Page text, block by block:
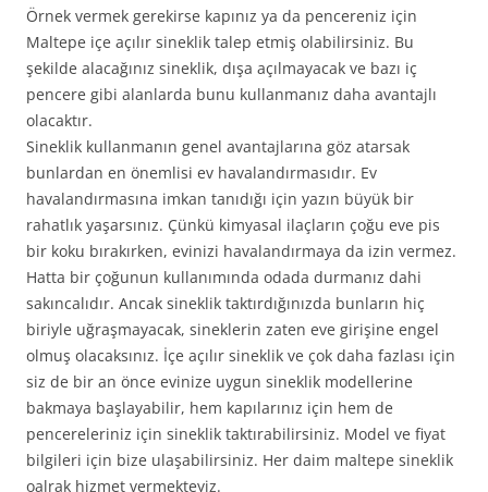
Örnek vermek gerekirse kapınız ya da pencereniz için
Maltepe içe açılır sineklik talep etmiş olabilirsiniz. Bu
şekilde alacağınız sineklik, dışa açılmayacak ve bazı iç
pencere gibi alanlarda bunu kullanmanız daha avantajlı
olacaktır.
Sineklik kullanmanın genel avantajlarına göz atarsak
bunlardan en önemlisi ev havalandırmasıdır. Ev
havalandırmasına imkan tanıdığı için yazın büyük bir
rahatlık yaşarsınız. Çünkü kimyasal ilaçların çoğu eve pis
bir koku bırakırken, evinizi havalandırmaya da izin vermez.
Hatta bir çoğunun kullanımında odada durmanız dahi
sakıncalıdır. Ancak sineklik taktırdığınızda bunların hiç
biriyle uğraşmayacak, sineklerin zaten eve girişine engel
olmuş olacaksınız. İçe açılır sineklik ve çok daha fazlası için
siz de bir an önce evinize uygun sineklik modellerine
bakmaya başlayabilir, hem kapılarınız için hem de
pencereleriniz için sineklik taktırabilirsiniz. Model ve fiyat
bilgileri için bize ulaşabilirsiniz. Her daim maltepe sineklik
oalrak hizmet vermekteyiz.